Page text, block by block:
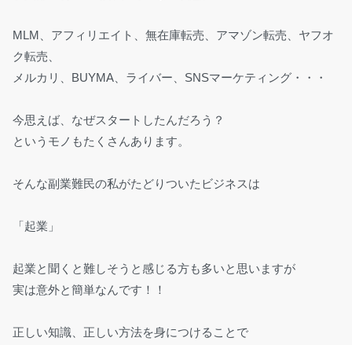
MLM、アフィリエイト、無在庫転売、アマゾン転売、ヤフオ
ク転売、
メルカリ、BUYMA、ライバー、SNSマーケティング・・・
今思えば、なぜスタートしたんだろう？
というモノもたくさんあります。
そんな副業難民の私がたどりついたビジネスは
「起業」
起業と聞くと難しそうと感じる方も多いと思いますが
実は意外と簡単なんです！！
正しい知識、正しい方法を身につけることで